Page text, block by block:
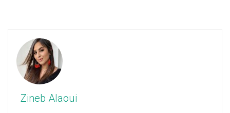
Zineb Alaoui